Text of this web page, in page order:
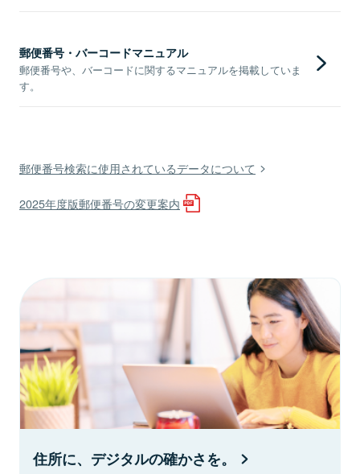
郵便番号・バーコードマニュアル
郵便番号や、バーコードに関するマニュアルを掲載していま
す。
郵便番号検索に使用されているデータについて
2025年度版郵便番号の変更案内
住所に、デジタルの確かさを。